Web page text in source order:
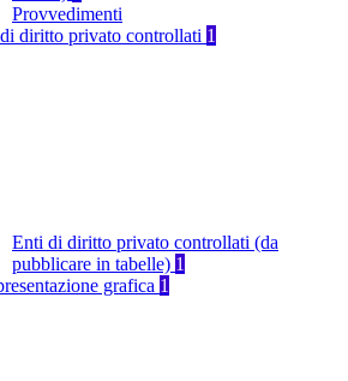
Provvedimenti
diritto privato controllati 1
Enti di diritto privato controllati (da
pubblicare in tabelle) 1
grafica 1